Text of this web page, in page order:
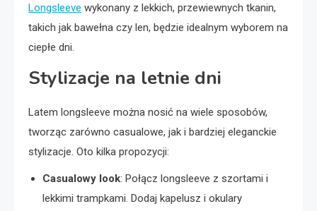
Longsleeve wykonany z lekkich, przewiewnych tkanin,
takich jak bawełna czy len, będzie idealnym wyborem na
ciepłe dni.
Stylizacje na letnie dni
Latem longsleeve można nosić na wiele sposobów,
tworząc zarówno casualowe, jak i bardziej eleganckie
stylizacje. Oto kilka propozycji:
Casualowy look: Połącz longsleeve z szortami i
lekkimi trampkami. Dodaj kapelusz i okulary